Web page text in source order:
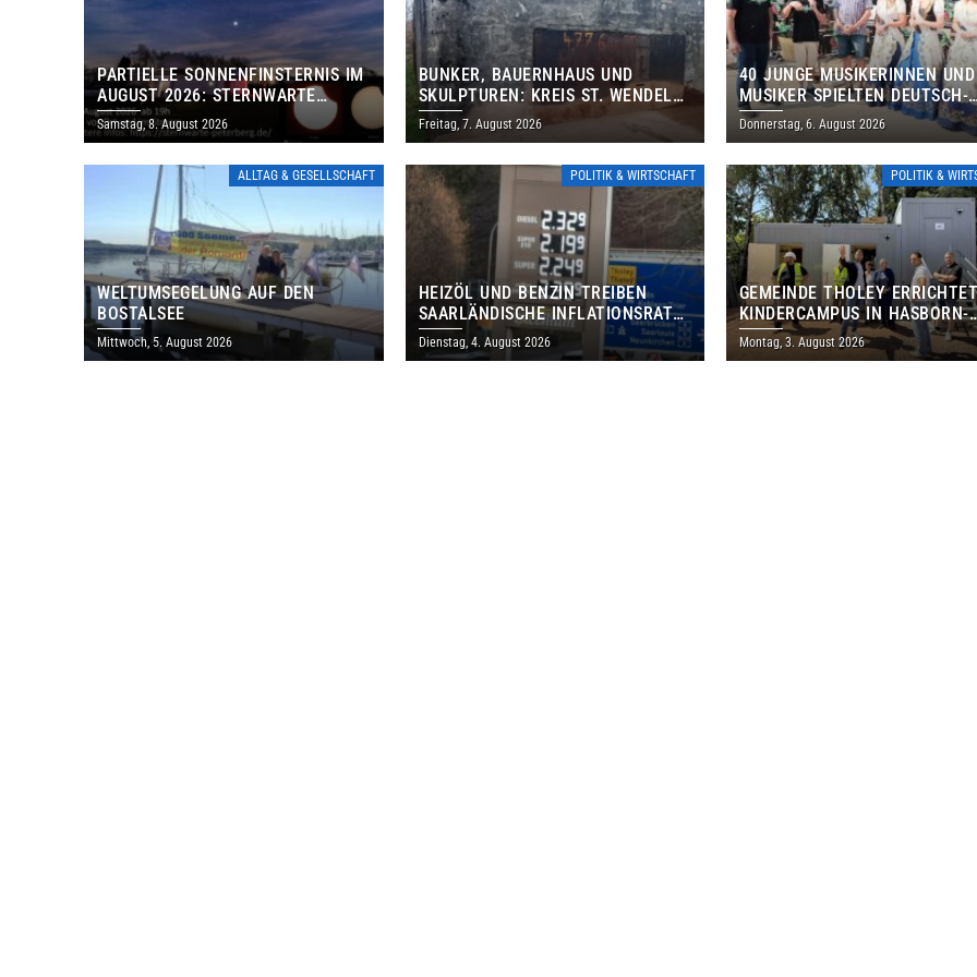
PARTIELLE SONNENFINSTERNIS IM
AUGUST 2026: STERNWARTE
PETERBERG ÖFFNET KOSTENLOS
IHRE TORE
Samstag, 8. August 2026
BUNKER, BAUERNHAUS UND
SKULPTUREN: KREIS ST. WENDEL
LÄDT ZUM TAG DES OFFENEN
DENKMALS EIN
Freitag, 7. August 2026
40 JUNGE MUSIKERINNEN UND
MUSIKER SPIELTEN DEUTSCH-
BRASILIANISCHES
THOLEY
Donnerstag, 6. August 2026
ALLTAG & GESELLSCHAFT
WELTUMSEGELUNG AUF DEN
BOSTALSEE
Mittwoch, 5. August 2026
POLITIK & WIRTSCHAFT
HEIZÖL UND BENZIN TREIBEN
SAARLÄNDISCHE INFLATIONSRATE
IM JULI AUF 3,2 PROZENT
Dienstag, 4. August 2026
POLITIK &
GEMEINDE THOLEY
KINDERCAMPUS IN HASBORN-
DAUTWEILER FÜR RUND 8,5
MILLIONEN EURO
Montag, 3. August 2026